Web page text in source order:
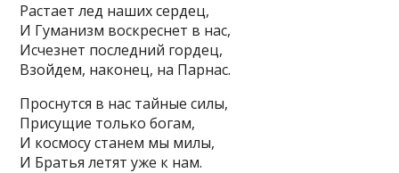
Растает лед наших сердец,
И Гуманизм воскреснет в нас,
Исчезнет последний гордец,
Взойдем, наконец, на Парнас.
Проснутся в нас тайные силы,
Присущие только богам,
И космосу станем мы милы,
И Братья летят уже к нам.